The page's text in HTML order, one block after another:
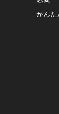
かんた